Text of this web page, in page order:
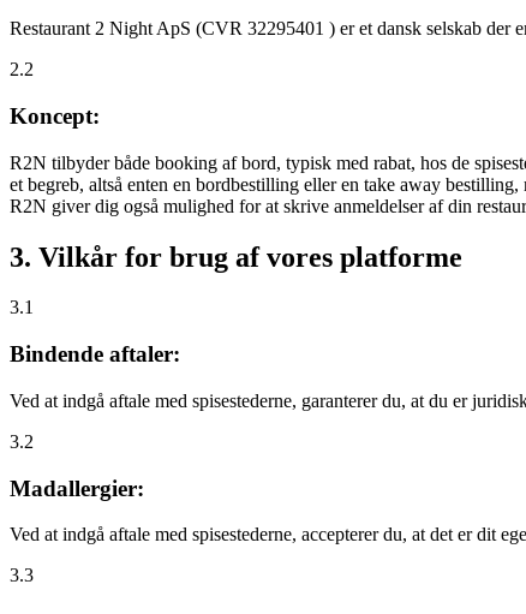
Restaurant 2 Night ApS (CVR 32295401 ) er et dansk selskab der
2.2
Koncept:
R2N tilbyder både booking af bord, typisk med rabat, hos de
et begreb, altså enten en bordbestilling eller en take away
R2N giver dig også mulighed for at skrive anmeldelser af din
3. Vilkår for brug af vores platforme
3.1
Bindende aftaler:
Ved at indgå aftale med spisestederne, garanterer du, at du er
3.2
Madallergier:
Ved at indgå aftale med spisestederne, accepterer du, at det er dit
3.3